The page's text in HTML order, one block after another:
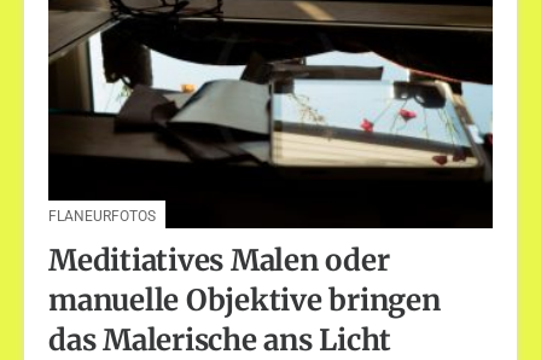
FLANEURFOTOS
Meditiatives Malen oder
manuelle Objektive bringen
das Malerische ans Licht